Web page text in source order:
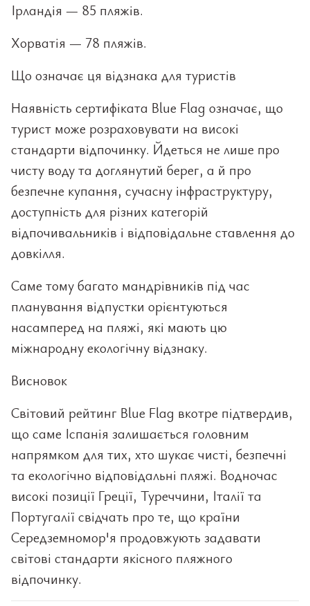
Ірландія — 85 пляжів.
Хорватія — 78 пляжів.
Що означає ця відзнака для туристів
Наявність сертифіката Blue Flag означає, що
турист може розраховувати на високі
стандарти відпочинку. Йдеться не лише про
чисту воду та доглянутий берег, а й про
безпечне купання, сучасну інфраструктуру,
доступність для різних категорій
відпочивальників і відповідальне ставлення до
довкілля.
Саме тому багато мандрівників під час
планування відпустки орієнтуються
насамперед на пляжі, які мають цю
міжнародну екологічну відзнаку.
Висновок
Світовий рейтинг Blue Flag вкотре підтвердив,
що саме Іспанія залишається головним
напрямком для тих, хто шукає чисті, безпечні
та екологічно відповідальні пляжі. Водночас
високі позиції Греції, Туреччини, Італії та
Португалії свідчать про те, що країни
Середземномор'я продовжують задавати
світові стандарти якісного пляжного
відпочинку.